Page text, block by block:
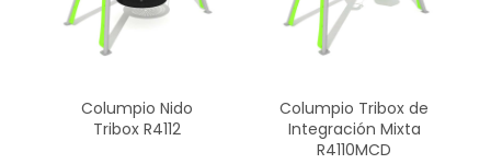
Columpio Nido
Tribox R4112
Columpio Tribox de
Integración Mixta
R4110MCD